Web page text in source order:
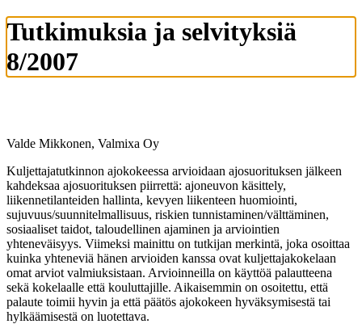
Tutkimuksia ja selvityksiä
8/2007
Valde Mikkonen, Valmixa Oy
Kuljettajatutkinnon ajokokeessa arvioidaan ajosuorituksen jälkeen
kahdeksaa ajosuorituksen piirrettä: ajoneuvon käsittely,
liikennetilanteiden hallinta, kevyen liikenteen huomiointi,
sujuvuus/suunnitelmallisuus, riskien tunnistaminen/välttäminen,
sosiaaliset taidot, taloudellinen ajaminen ja arviointien
yhteneväisyys. Viimeksi mainittu on tutkijan merkintä, joka osoittaa
kuinka yhteneviä hänen arvioiden kanssa ovat kuljettajakokelaan
omat arviot valmiuksistaan. Arvioinneilla on käyttöä palautteena
sekä kokelaalle että kouluttajille. Aikaisemmin on osoitettu, että
palaute toimii hyvin ja että päätös ajokokeen hyväksymisestä tai
hylkäämisestä on luotettava.